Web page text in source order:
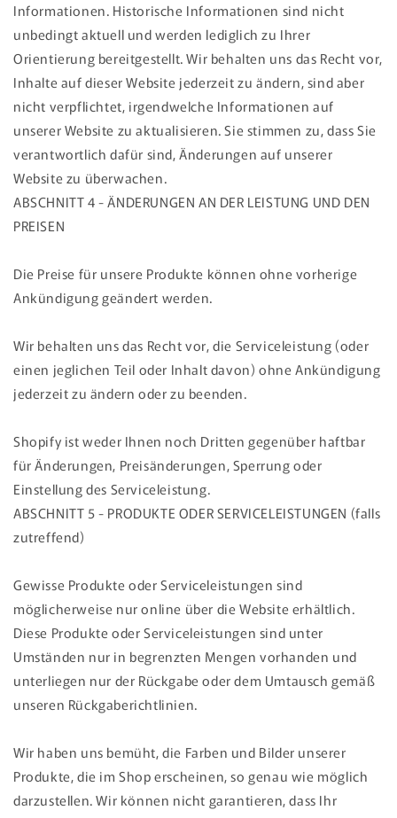
Informationen. Historische Informationen sind nicht
unbedingt aktuell und werden lediglich zu Ihrer
Orientierung bereitgestellt. Wir behalten uns das Recht vor,
Inhalte auf dieser Website jederzeit zu ändern, sind aber
nicht verpflichtet, irgendwelche Informationen auf
unserer Website zu aktualisieren. Sie stimmen zu, dass Sie
verantwortlich dafür sind, Änderungen auf unserer
Website zu überwachen.
ABSCHNITT 4 - ÄNDERUNGEN AN DER LEISTUNG UND DEN
PREISEN
Die Preise für unsere Produkte können ohne vorherige
Ankündigung geändert werden.
Wir behalten uns das Recht vor, die Serviceleistung (oder
einen jeglichen Teil oder Inhalt davon) ohne Ankündigung
jederzeit zu ändern oder zu beenden.
Shopify ist weder Ihnen noch Dritten gegenüber haftbar
für Änderungen, Preisänderungen, Sperrung oder
Einstellung des Serviceleistung.
ABSCHNITT 5 - PRODUKTE ODER SERVICELEISTUNGEN (falls
zutreffend)
Gewisse Produkte oder Serviceleistungen sind
möglicherweise nur online über die Website erhältlich.
Diese Produkte oder Serviceleistungen sind unter
Umständen nur in begrenzten Mengen vorhanden und
unterliegen nur der Rückgabe oder dem Umtausch gemäß
unseren Rückgaberichtlinien.
Wir haben uns bemüht, die Farben und Bilder unserer
Produkte, die im Shop erscheinen, so genau wie möglich
darzustellen. Wir können nicht garantieren, dass Ihr